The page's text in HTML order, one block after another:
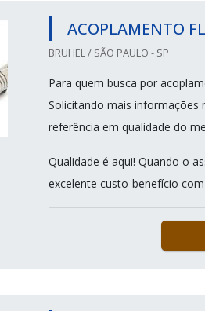
ACOPLAMENTO
BRUHEL / SÃO PAULO - SP
Para quem busca por
Solicitando mais informações
referência em qualidade do
Qualidade é aqui! Quando o
excelente custo-benefício